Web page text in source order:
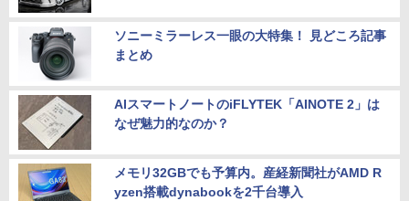
ソニーミラーレス一眼の大特集！ 見どころ記事
まとめ
AIスマートノートのiFLYTEK「AINOTE 2」は
なぜ魅力的なのか？
メモリ32GBでも予算内。産経新聞社がAMD R
yzen搭載dynabookを2千台導入